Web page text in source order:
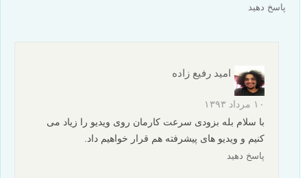
پاسخ دهید
امید رفیع زاده
۱۰ مرداد ۱۳۹۳
با سلام بله بزودی سرعت کارمان روی ویدیو را زیاد می
کنیم و ویدیو های پیشرفته هم قرار خواهیم داد.
پاسخ دهید